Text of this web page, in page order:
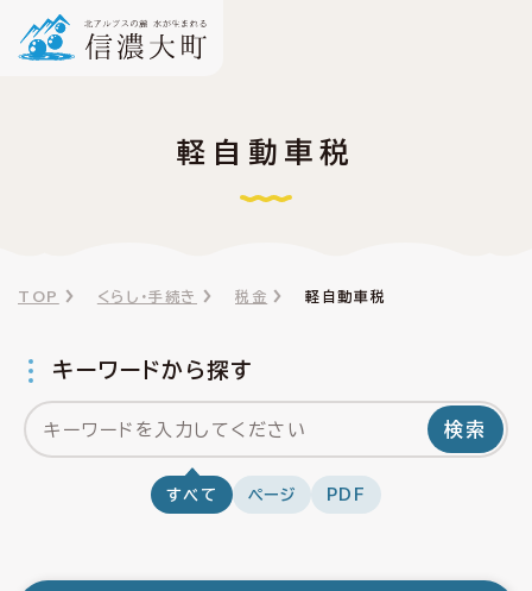
軽自動車税
TOP くらし・手続き 税金 軽自動車税
キーワードから探す
検索
すべて ページ PDF